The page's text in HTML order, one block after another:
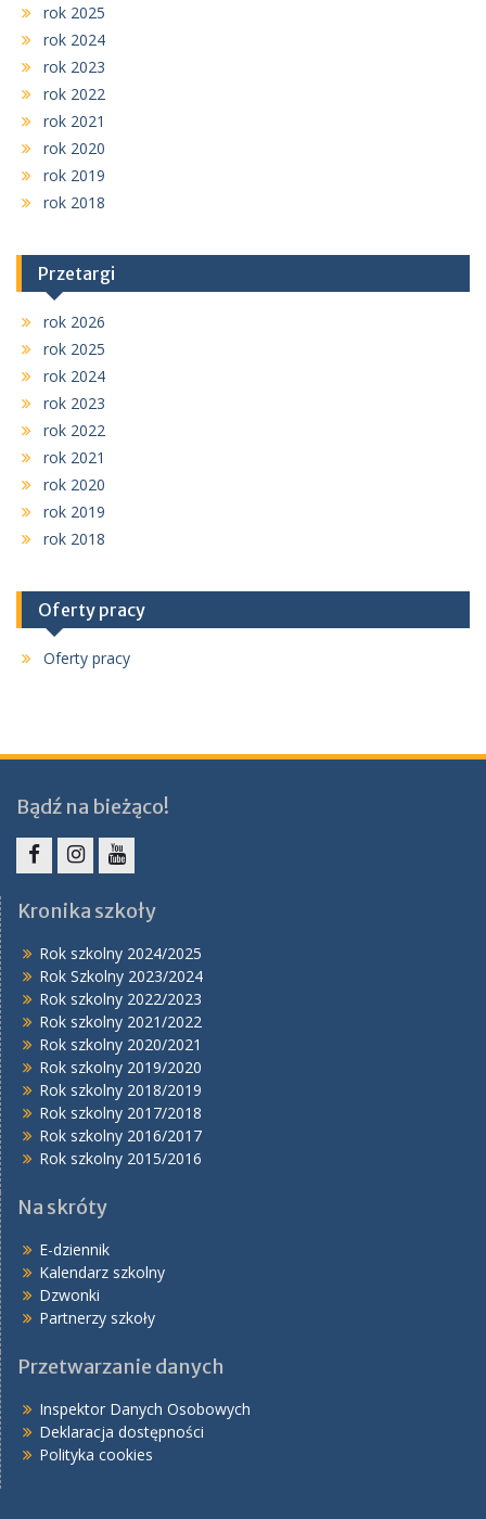
rok 2025
rok 2024
rok 2023
rok 2022
rok 2021
rok 2020
rok 2019
rok 2018
Przetargi
rok 2026
rok 2025
rok 2024
rok 2023
rok 2022
rok 2021
rok 2020
rok 2019
rok 2018
Oferty pracy
Oferty pracy
Bądź na bieżąco!
Kronika szkoły
Rok szkolny 2024/2025
Rok Szkolny 2023/2024
Rok szkolny 2022/2023
Rok szkolny 2021/2022
Rok szkolny 2020/2021
Rok szkolny 2019/2020
Rok szkolny 2018/2019
Rok szkolny 2017/2018
Rok szkolny 2016/2017
Rok szkolny 2015/2016
Na skróty
E-dziennik
Kalendarz szkolny
Dzwonki
Partnerzy szkoły
Przetwarzanie danych
Inspektor Danych Osobowych
Deklaracja dostępności
Polityka cookies